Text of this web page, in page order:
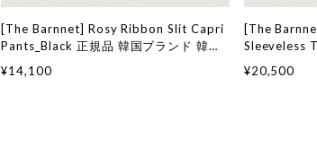
[The Barnnet] Rosy Ribbon Slit Capri
Pants_Black 正規品 韓国ブランド 韓国
ネット ザバーネット 日本 店舗
¥14,100
[The
Sleeveless
ン ザ バーネ
¥20,500